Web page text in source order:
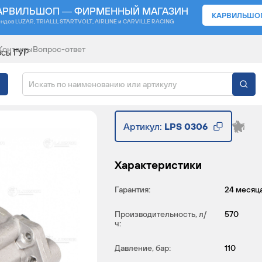
— ФИРМЕННЫЙ МАГАЗИН
LUZAR, TRIALLI, STARTVOLT, AIRLINE и CARVILLE RACING
Вопрос-ответ
ГУР
NEXT
Артикул: LPS 0306
Характеристики
Гарантия: 24
Производительность, л/
ч:
570
Давление, бар: 110